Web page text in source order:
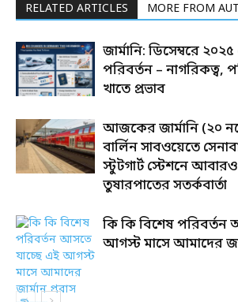
RELATED ARTICLES MORE FROM
জার্মানি: ডিসেম্বরে
পরিবর্তন – নাগরিকত্ব,
খাতে প্রভাব
আজকের জার্মানি (২০
বার্লিন সাবওয়েতে
স্টুটগার্ট স্টেশনে
তুষারপাতের সতর্কবার্তা
কি কি বিশেষ পরিবর্তন
আগস্ট মাসে আমাদের